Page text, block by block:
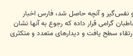
و آنچه حاصل شد، فارس اخبار
گرامی قرار داده که رجوع به آنها نشان
سطح یافت و دیدارهای متعدد و متکثری